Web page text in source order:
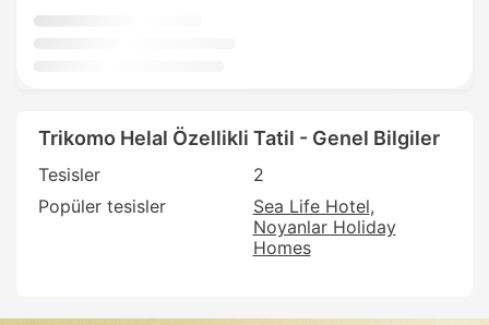
Trikomo Helal Özellikli Tatil - Genel Bilgiler
Tesisler
2
Popüler tesisler
Sea Life Hotel
Noyanlar Holiday
Homes